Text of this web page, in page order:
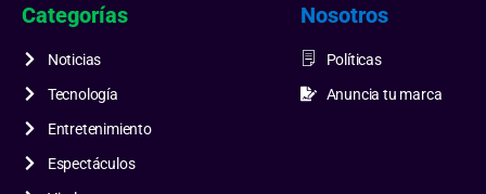
Categorías
Noticias
Tecnología
Entretenimiento
Espectáculos
Nosotros
Políticas
Anuncia tu marca